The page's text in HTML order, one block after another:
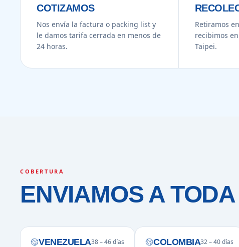
COTIZAMOS
Nos envía la factura o packing list y
le damos tarifa cerrada en menos de
24 horas.
Retiramos
recibimos
Taipei.
COBERTURA
ENVIAMOS A
VENEZUELA38 – 46 días COLOMBIA32 – 40 días